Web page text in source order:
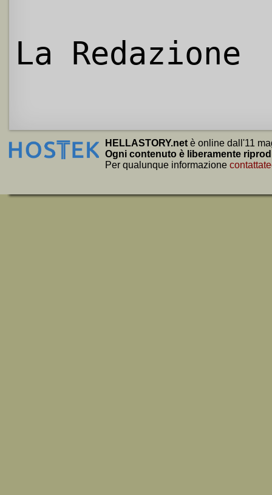
La Redazione
HELLASTORY.net è online dall'11
Ogni contenuto è liberamente
Per qualunque informazione